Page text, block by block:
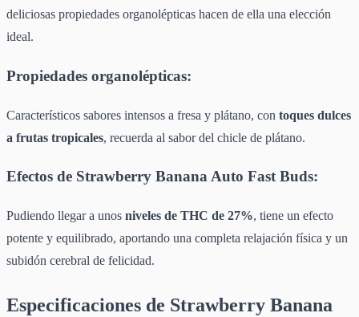
deliciosas propiedades organolépticas hacen de ella una elección
ideal.
Propiedades organolépticas:
Característicos sabores intensos a fresa y plátano, con toques dulces
a frutas tropicales, recuerda al sabor del chicle de plátano.
Efectos de Strawberry Banana Auto Fast Buds:
Pudiendo llegar a unos niveles de THC de 27%, tiene un efecto
potente y equilibrado, aportando una completa relajación física y un
subidón cerebral de felicidad.
Especificaciones de Strawberry Banana